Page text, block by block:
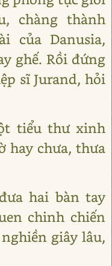
chàng thành
của Danusia,
ghế. Rồi đứng
sĩ Jurand, hỏi
tiểu thư xinh
hay chưa, thưa
hai bàn tay
chinh chiến
giây lâu,